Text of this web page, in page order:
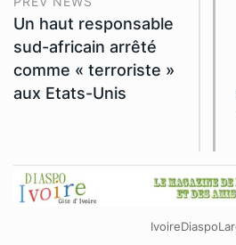
Un haut responsable
sud-africain arrêté
comme « terroriste »
aux Etats-Unis